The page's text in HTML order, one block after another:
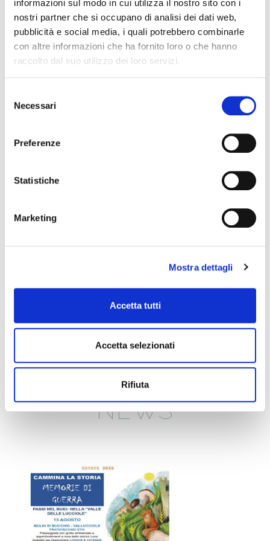
informazioni sul modo in cui utilizza il nostro sito con i
nostri partner che si occupano di analisi dei dati web,
pubblicità e social media, i quali potrebbero combinarle
con altre informazioni che ha fornito loro o che hanno
raccolto dal suo utilizzo dei loro servizi.
delNecessari
Preferenze
Statistiche
Marketing
Mostra dettagli
Accetta tutti
Accetta selezionati
Rifiuta
MEMORIA
UN FESTIVAL DIFFUSOper
scoprire/coltivare/lo
Dall’11 al
percorre
EVENTI
8. Agosto 2026
cena
con cena al rifugio Ca' di Sopra
VISITA GUIDATA al Giardino Botanico
Condivisione
Facebook
NEWS